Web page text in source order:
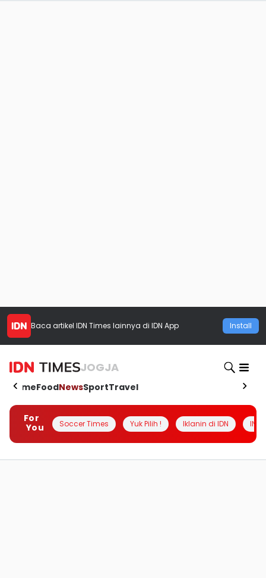
Baca artikel IDN Times lainnya di IDN App Install
JOGJA
HomeFoodNewsSportTravel
For
You
Soccer Times Yuk Pilih ! Iklanin di IDN